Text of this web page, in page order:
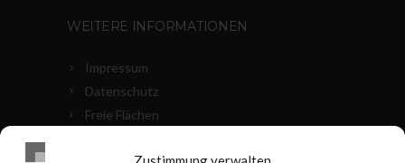
WEITERE INFORMATIONEN
Impressum
Datenschutz
Freie Flächen